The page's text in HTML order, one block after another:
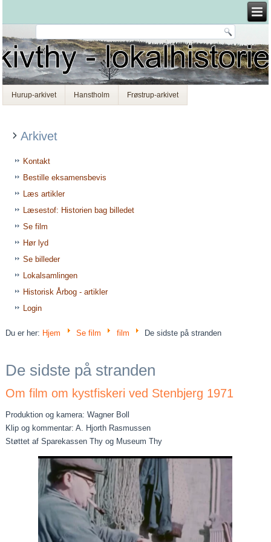
Hurup-arkivet Hanstholm Frøstrup-arkivet
Arkivet
Kontakt
Bestille eksamensbevis
Læs artikler
Læsestof: Historien bag billedet
Se film
Hør lyd
Se billeder
Lokalsamlingen
Historisk Årbog - artikler
Login
Du er her: Hjem Se film film De sidste på stranden
De sidste på stranden
Om film om kystfiskeri ved Stenbjerg 1971
Produktion og kamera: Wagner Boll
Klip og kommentar: A. Hjorth Rasmussen
Støttet af Sparekassen Thy og Museum Thy